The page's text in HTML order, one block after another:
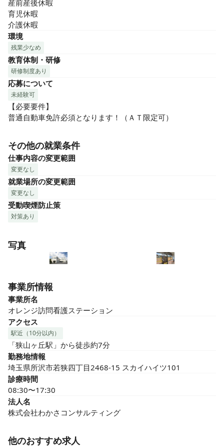
産前産後休暇
育児休暇
介護休暇
環境
残業少なめ
教育体制・研修
研修制度あり
応募について
未経験可
【必要要件】
普通自動車免許必須となります！（ＡＴ限定可）
その他の就業条件
仕事内容の変更範囲
変更なし
就業場所の変更範囲
変更なし
受動喫煙防止策
対策あり
写真
事業所情報
事業所名
オレンジ訪問看護ステーション
アクセス
駅近（10分以内）
「狭山ヶ丘駅」から徒歩約7分
勤務地情報
埼玉県所沢市若狭四丁目2468-15 スカイハイツ101
診療時間
08:30〜17:30
法人名
株式会社わかさコンサルティング
他のおすすめ求人